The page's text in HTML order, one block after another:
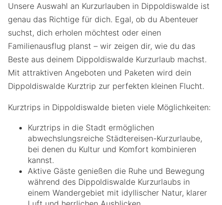
Unsere Auswahl an Kurzurlauben in Dippoldiswalde ist
genau das Richtige für dich. Egal, ob du Abenteuer
suchst, dich erholen möchtest oder einen
Familienausflug planst – wir zeigen dir, wie du das
Beste aus deinem Dippoldiswalde Kurzurlaub machst.
Mit attraktiven Angeboten und Paketen wird dein
Dippoldiswalde Kurztrip zur perfekten kleinen Flucht.
Kurztrips in Dippoldiswalde bieten viele Möglichkeiten:
Kurztrips in die Stadt ermöglichen
abwechslungsreiche Städtereisen-Kurzurlaube,
bei denen du Kultur und Komfort kombinieren
kannst.
Aktive Gäste genießen die Ruhe und Bewegung
während des Dippoldiswalde Kurzurlaubs in
einem Wandergebiet mit idyllischer Natur, klarer